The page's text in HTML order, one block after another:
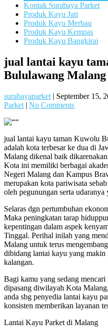
Kontak Surabaya Parket
Produk Kayu Jati
Produk Kayu Merbau
Produk Kayu Kempas
Produk Kayu Bangkirai
jual lantai kayu
Bululawang Malang
surabayaparket | September 15,
Parket | No Comments
jual lantai kayu taman Kuwolu
adalah kota terbesar ke dua di
Malang dikenal baik
Kota ini memiliki berbagai
Negeri Malang dan Kampus
merupakan kota pariwisata
oleh pegunungan serta udaranya
Selaras dgn pertumbuhan
Maka peningkatan tarap
kepentingan dalam aspek
Tinggal. Perihal inilah yang
Malang untuk terus
dibidang lantai kayu yang
kalangan.
Bagi kamu yang sedang
dipasang diwilayah Kota
anda sbg penyedia lantai kayu
konsisten memberikan layanan
Lantai Kayu Parket di Malang